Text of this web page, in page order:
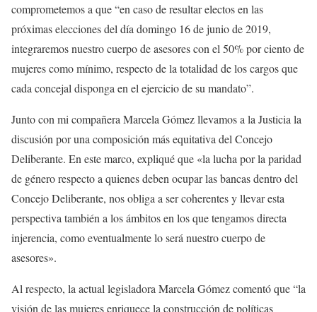
comprometemos a que “en caso de resultar electos en las
próximas elecciones del día domingo 16 de junio de 2019,
integraremos nuestro cuerpo de asesores con el 50% por ciento de
mujeres como mínimo, respecto de la totalidad de los cargos que
cada concejal disponga en el ejercicio de su mandato”.
Junto con mi compañera Marcela Gómez llevamos a la Justicia la
discusión por una composición más equitativa del Concejo
Deliberante. En este marco, expliqué que «la lucha por la paridad
de género respecto a quienes deben ocupar las bancas dentro del
Concejo Deliberante, nos obliga a ser coherentes y llevar esta
perspectiva también a los ámbitos en los que tengamos directa
injerencia, como eventualmente lo será nuestro cuerpo de
asesores».
Al respecto, la actual legisladora Marcela Gómez comentó que “la
visión de las mujeres enriquece la construcción de políticas